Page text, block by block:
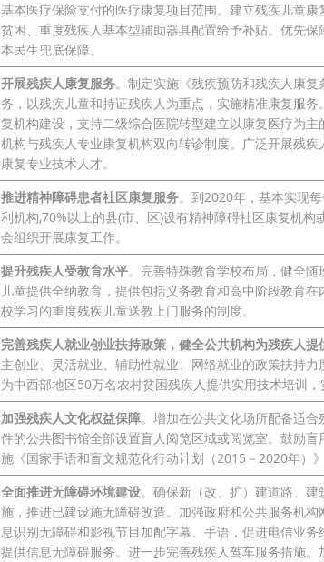
基本医疗保险支付的医疗康复项目范围。建立残疾儿童
贫困、重度残疾人基本型辅助器具配置给予补贴。优先
本民生兜底保障。
开展残疾人康复服务。制定实施《残疾预防和残疾人康
务，以残疾儿童和持证残疾人为重点，实施精准康复服
复机构建设，支持二级综合医院转型建立以康复医疗为
机构与残疾人专业康复机构双向转诊制度。广泛开展残
康复专业技术人才。
推进精神障碍患者社区康复服务。到2020年，基本实现
利机构,70%以上的县(市、区)设有精神障碍社区康复机构
会组织开展康复工作。
提升残疾人受教育水平。完善特殊教育学校布局，健全
儿童提供全纳教育，提供包括义务教育和高中阶段教育
校学习的重度残疾儿童送教上门服务的制度。
完善残疾人就业创业扶持政策，健全公共机构为残疾人提
主创业、灵活就业、辅助性就业、网络就业的政策扶持力
为中西部地区50万名农村贫困残疾人提供实用技术培训，
加强残疾人文化权益保障。增加在公共文化场所配备适
件的公共图书馆全部设置盲人阅览区域或阅览室。鼓励
施《国家手语和盲文规范化行动计划（2015－2020年）》
全面推进无障碍环境建设。确保新（改、扩）建道路、
施，推进已建设施无障碍改造。加强政府和公共服务机
息识别无障碍和影视节目加配字幕、手语，促进电信业
提供信息无障碍服务。进一步完善残疾人驾车服务措施